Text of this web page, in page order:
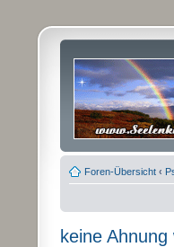
Foren-Übersicht ‹
keine